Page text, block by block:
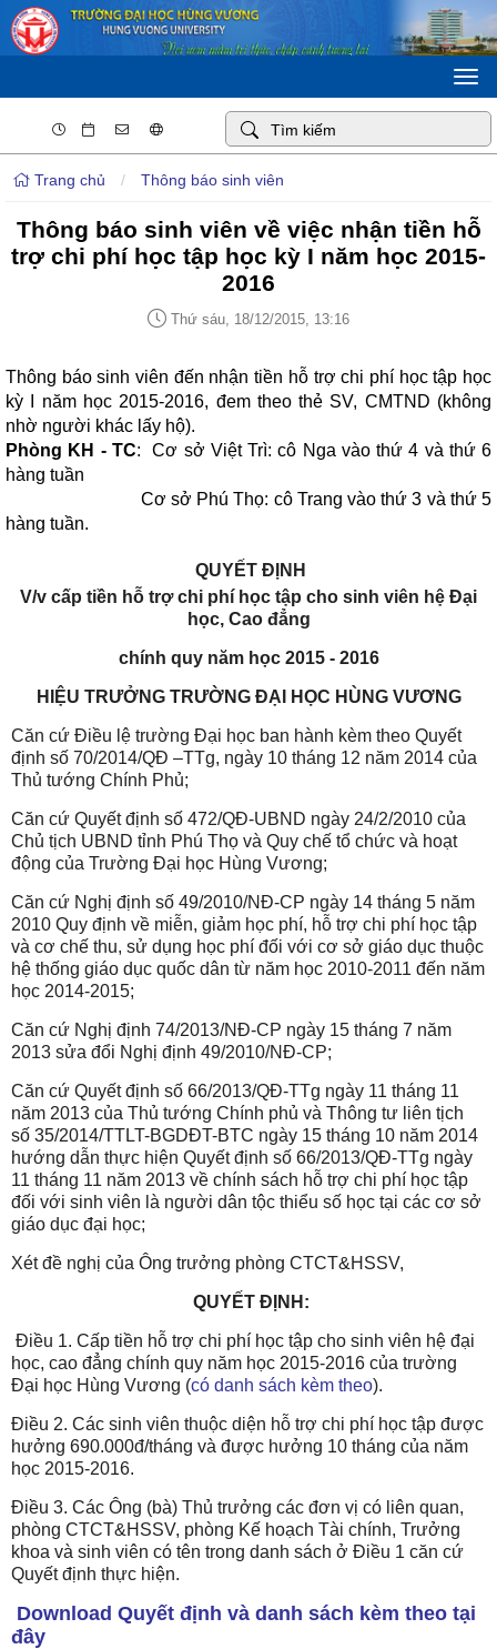
Trang chủ / Thông báo sinh viên
Thông báo sinh viên về việc nhận tiền hỗ
trợ chi phí học tập học kỳ I năm học 2015-
2016
Thứ sáu, 18/12/2015, 13:16
Thông báo sinh viên đến nhận tiền hỗ trợ chi phí học tập học
kỳ I năm học 2015-2016, đem theo thẻ SV, CMTND (không
nhờ người khác lấy hộ).
Phòng KH - TC: Cơ sở Việt Trì: cô Nga vào thứ 4 và thứ 6
hàng tuần
Cơ sở Phú Thọ: cô Trang vào thứ 3 và thứ 5
hàng tuần.
QUYẾT ĐỊNH
V/v cấp tiền hỗ trợ chi phí học tập cho sinh viên hệ Đại
học, Cao đẳng
chính quy năm học 2015 - 2016
HIỆU TRƯỞNG TRƯỜNG ĐẠI HỌC HÙNG VƯƠNG
Căn cứ Điều lệ trường Đại học ban hành kèm theo Quyết
định số 70/2014/QĐ –TTg, ngày 10 tháng 12 năm 2014 của
Thủ tướng Chính Phủ;
Căn cứ Quyết định số 472/QĐ-UBND ngày 24/2/2010 của
Chủ tịch UBND tỉnh Phú Thọ và Quy chế tổ chức và hoạt
động của Trường Đại học Hùng Vương;
Căn cứ Nghị định số 49/2010/NĐ-CP ngày 14 tháng 5 năm
2010 Quy định về miễn, giảm học phí, hỗ trợ chi phí học tập
và cơ chế thu, sử dụng học phí đối với cơ sở giáo dục thuộc
hệ thống giáo dục quốc dân từ năm học 2010-2011 đến năm
học 2014-2015;
Căn cứ Nghị định 74/2013/NĐ-CP ngày 15 tháng 7 năm
2013 sửa đổi Nghị định 49/2010/NĐ-CP;
Căn cứ Quyết định số 66/2013/QĐ-TTg ngày 11 tháng 11
năm 2013 của Thủ tướng Chính phủ và Thông tư liên tịch
số 35/2014/TTLT-BGDĐT-BTC ngày 15 tháng 10 năm 2014
hướng dẫn thực hiện Quyết định số 66/2013/QĐ-TTg ngày
11 tháng 11 năm 2013 về chính sách hỗ trợ chi phí học tập
đối với sinh viên là người dân tộc thiểu số học tại các cơ sở
giáo dục đại học;
Xét đề nghị của Ông trưởng phòng CTCT&HSSV,
QUYẾT ĐỊNH:
Điều 1. Cấp tiền hỗ trợ chi phí học tập cho sinh viên hệ đại
học, cao đẳng chính quy năm học 2015-2016 của trường
Đại học Hùng Vương (có danh sách kèm theo).
Điều 2. Các sinh viên thuộc diện hỗ trợ chi phí học tập được
hưởng 690.000đ/tháng và được hưởng 10 tháng của năm
học 2015-2016.
Điều 3. Các Ông (bà) Thủ trưởng các đơn vị có liên quan,
phòng CTCT&HSSV, phòng Kế hoạch Tài chính, Trưởng
khoa và sinh viên có tên trong danh sách ở Điều 1 căn cứ
Quyết định thực hiện.
Download Quyết định và danh sách kèm theo tại
đây